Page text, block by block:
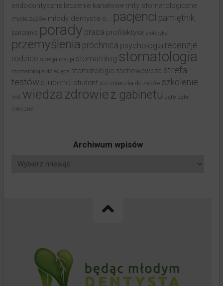
endodontyczne leczenie kanałowe mity stomatologiczne
mycie zębów młody dentysta o… pacjenci pamiętnik
pandemia porady praca profilaktyka protetyka
przemyślenia próchnica psychologia recenzje
rodzice specjalizacja stomatolog stomatologia
stomatologia dziecięca stomatologia zachowawcza strefa
testów studenci student szczoteczka do zębów szkolenie
test wiedza zdrowie z gabinetu zęby zęby
mleczne
Archiwum wpisów